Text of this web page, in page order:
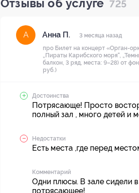
Отзывы об услуге 725
А Анна П. 3 месяца назад
про Билет на концерт «Орган-
„Пираты Карибского моря“,
балкон, 3 ряд, места: 9–28) от
руб.)
Достоинства
Потрясающе! Просто
полный зал , много детей и
Недостатки
Есть места ,где перед
Комментарий
Одни плюсы. В зале сидели
потрясающее!